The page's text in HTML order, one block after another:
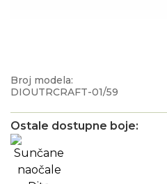
Broj modela:
DIOUTRCRAFT-01/59
Ostale dostupne boje: